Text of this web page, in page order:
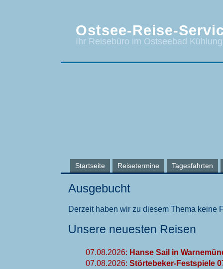
Ostsee-Reise-
Ihr Reisebüro im Ostseebad
Startseite Reisetermine Tagesfahrten
Ausgebucht
Derzeit haben wir zu diesem Thema keine
Unsere neuesten Reisen
07.08.2026: Hanse Sail in
07.08.2026: Störtebeker-Festspiele